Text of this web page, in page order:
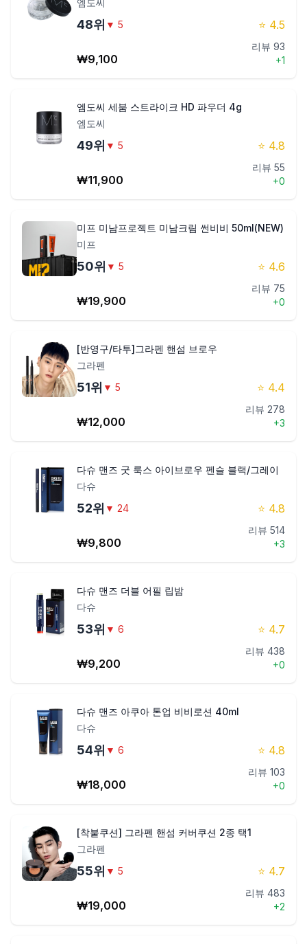
엠도씨
48위 ▼ 5 ⭐ 4.5
₩9,100
리뷰 93
+1
엠도씨 세붐 스트라이크 HD 파우더 4g
엠도씨
49위 ▼ 5 ⭐ 4.8
₩11,900
리뷰 55
+0
미프 미남프로젝트 미남크림 썬비비 50ml(NEW)
미프
50위 ▼ 5 ⭐ 4.6
₩19,900
리뷰 75
+0
[반영구/타투]그라펜 핸섬 브로우
그라펜
51위 ▼ 5 ⭐ 4.4
₩12,000
리뷰 278
+3
다슈 맨즈 굿 룩스 아이브로우 펜슬 블랙/그레이
다슈
52위 ▼ 24 ⭐ 4.8
₩9,800
리뷰 514
+3
다슈 맨즈 더블 어필 립밤
다슈
53위 ▼ 6 ⭐ 4.7
₩9,200
리뷰 438
+0
다슈 맨즈 아쿠아 톤업 비비로션 40ml
다슈
54위 ▼ 6 ⭐ 4.8
₩18,000
리뷰 103
+0
[착붙쿠션] 그라펜 핸섬 커버쿠션 2종 택1
그라펜
55위 ▼ 5 ⭐ 4.7
₩19,000
리뷰 483
+2